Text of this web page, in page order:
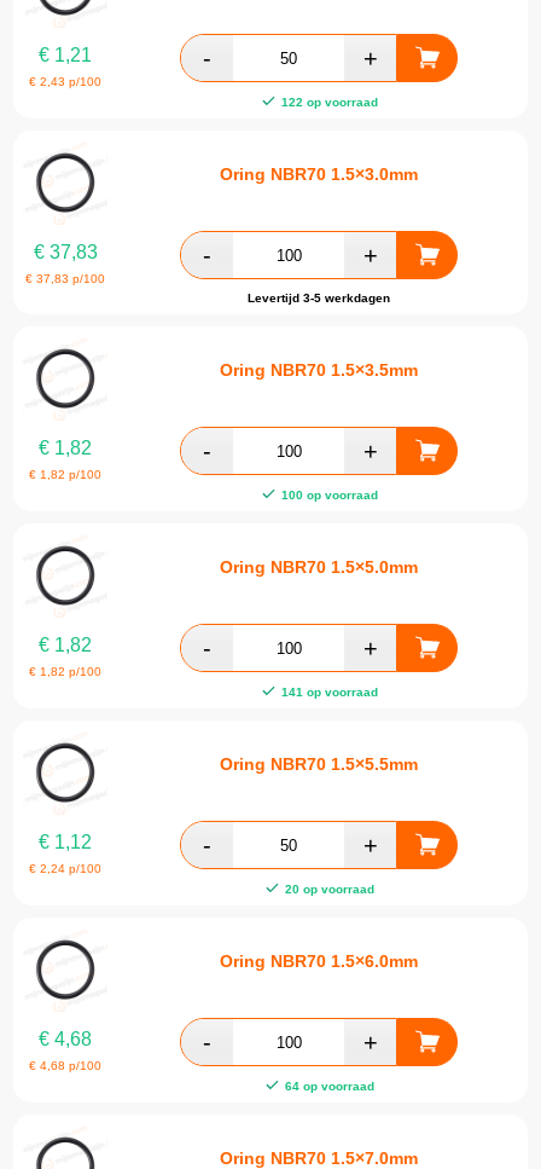
€ 1,21
€2,43 p/100
122 op voorraad
Oring NBR70 1.5×3.0mm
€37,83
€37,83 p/100
Levertijd 3-5 werkdagen
Oring NBR70 1.5×3.5mm
€ 1,82
€ 1,82 p/100
100 op voorraad
Oring NBR70 1.5×5.0mm
€ 1,82
€ 1,82 p/100
141 op voorraad
Oring NBR70 1.5×5.5mm
€ 1,12
€2,24 p/100
20 op voorraad
Oring NBR70 1.5×6.0mm
€ 4,68
€4,68 p/100
64 op voorraad
Oring NBR70 1.5×7.0mm